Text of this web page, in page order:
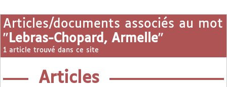
Articles/documents associés au mot
" Lebras-Chopard, Armelle"
1 article trouvé dans ce site
Articles